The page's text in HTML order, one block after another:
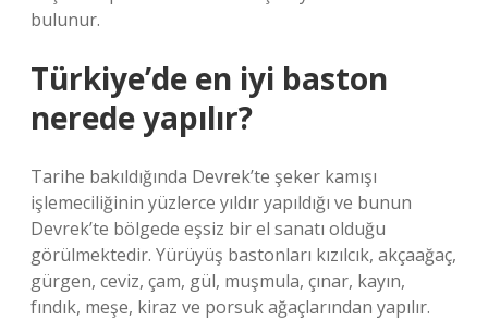
bulunur.
Türkiye’de en iyi baston
nerede yapılır?
Tarihe bakıldığında Devrek’te şeker kamışı
işlemeciliğinin yüzlerce yıldır yapıldığı ve bunun
Devrek’te bölgede eşsiz bir el sanatı olduğu
görülmektedir. Yürüyüş bastonları kızılcık, akçaağaç,
gürgen, ceviz, çam, gül, muşmula, çınar, kayın,
fındık, meşe, kiraz ve porsuk ağaçlarından yapılır.